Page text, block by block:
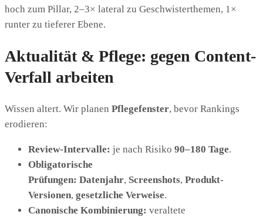
hoch zum Pillar, 2–3× lateral zu Geschwisterthemen, 1×
runter zu tieferer Ebene.
Aktualität & Pflege: gegen Content-
Verfall arbeiten
Wissen altert. Wir planen Pflegefenster, bevor Rankings
erodieren:
Review-Intervalle: je nach Risiko 90–180 Tage.
Obligatorische
Prüfungen: Datenjahr, Screenshots, Produkt-
Versionen, gesetzliche Verweise.
Canonische Kombinierung: veraltete